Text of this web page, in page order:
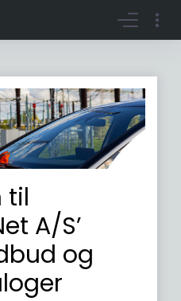
Register account
til
A/S’
og